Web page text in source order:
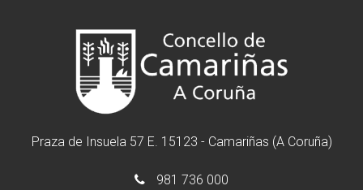
Praza de Insuela 57 E. 15123 - Camariñas (A Coruña)
981 736 000